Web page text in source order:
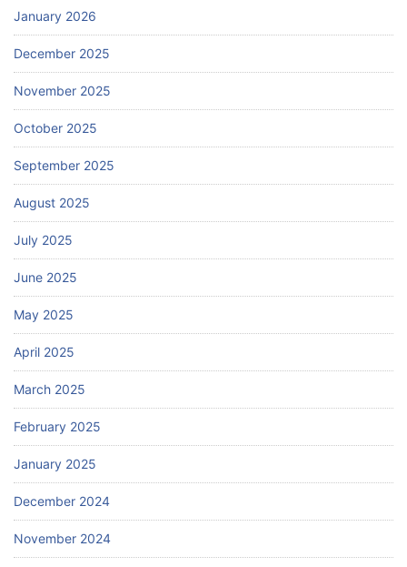
January 2026
December 2025
November 2025
October 2025
September 2025
August 2025
July 2025
June 2025
May 2025
April 2025
March 2025
February 2025
January 2025
December 2024
November 2024